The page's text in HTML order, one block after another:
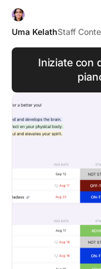
Uma KelathStaff
Iniziate con